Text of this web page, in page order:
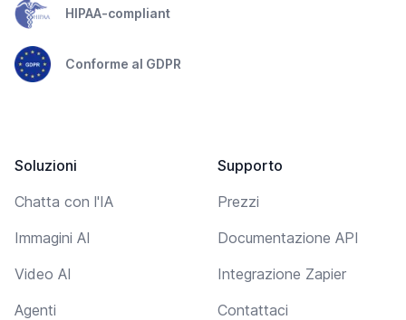
HIPAA-compliant
Conforme al GDPR
Soluzioni
Chatta con l'IA
Immagini AI
Video AI
Agenti
Supporto
Prezzi
Documentazione API
Integrazione Zapier
Contattaci